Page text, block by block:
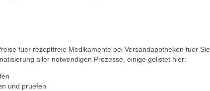
fuer rezeptfreie Medikamente bei Versandapotheken fuer Sie
aller notwendigen Prozesse, einige gelistet hier:
und pruefen